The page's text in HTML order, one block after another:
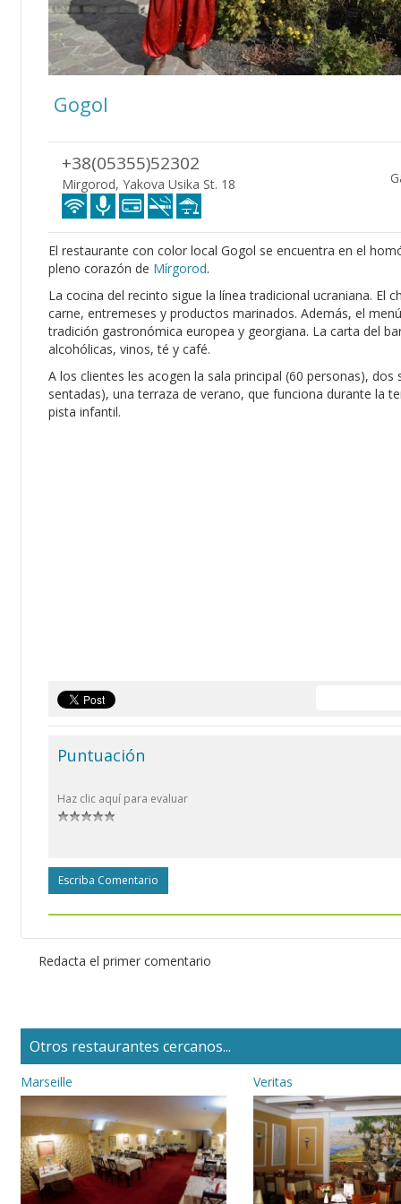
Gogol
+38(05355)52302
Mirgorod, Yakova Usika St. 18
El restaurante con color local Gogol se encuentra en el
pleno corazón de Mírgorod.
La cocina del recinto sigue la línea tradicional ucraniana. El
carne, entremeses y productos marinados. Además, el
tradición gastronómica europea y georgiana. La carta del
alcohólicas, vinos, té y café.
A los clientes les acogen la sala principal (60 personas),
sentadas), una terraza de verano, que funciona durante la
pista infantil.
Puntuación
Haz clic aquí para evaluar
Escriba Comentario
Redacta el primer comentario
Otros restaurantes cercanos...
Marseille Veritas